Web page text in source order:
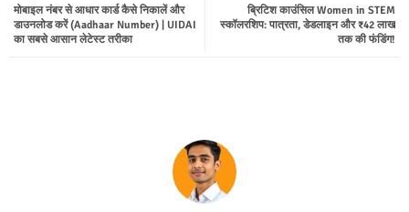
ter
ब्रिटिश काउंसिल Women in STEM
स्कॉलरशिप: पात्रता, डेडलाइन और ₹42 लाख
तक की फंडिंग!
मोबाइल नंबर से आधार कार्ड कैसे निकालें और
डाउनलोड करें (Aadhaar Number) | UIDAI
का सबसे आसान लेटेस्ट तरीका